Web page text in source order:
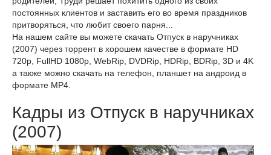
постоянных клиентов и заставить его во время праздников
притворяться, что любит своего парня...
На нашем сайте вы можете скачать Отпуск в наручниках
(2007) через торрент в хорошем качестве в формате HD
720p, FullHD 1080p, WebRip, DVDRip, HDRip, BDRip, 3D и 4K
а также можно скачать на телефон, планшет на андроид в
формате MP4.
Кадры из Отпуск в наручниках
(2007)